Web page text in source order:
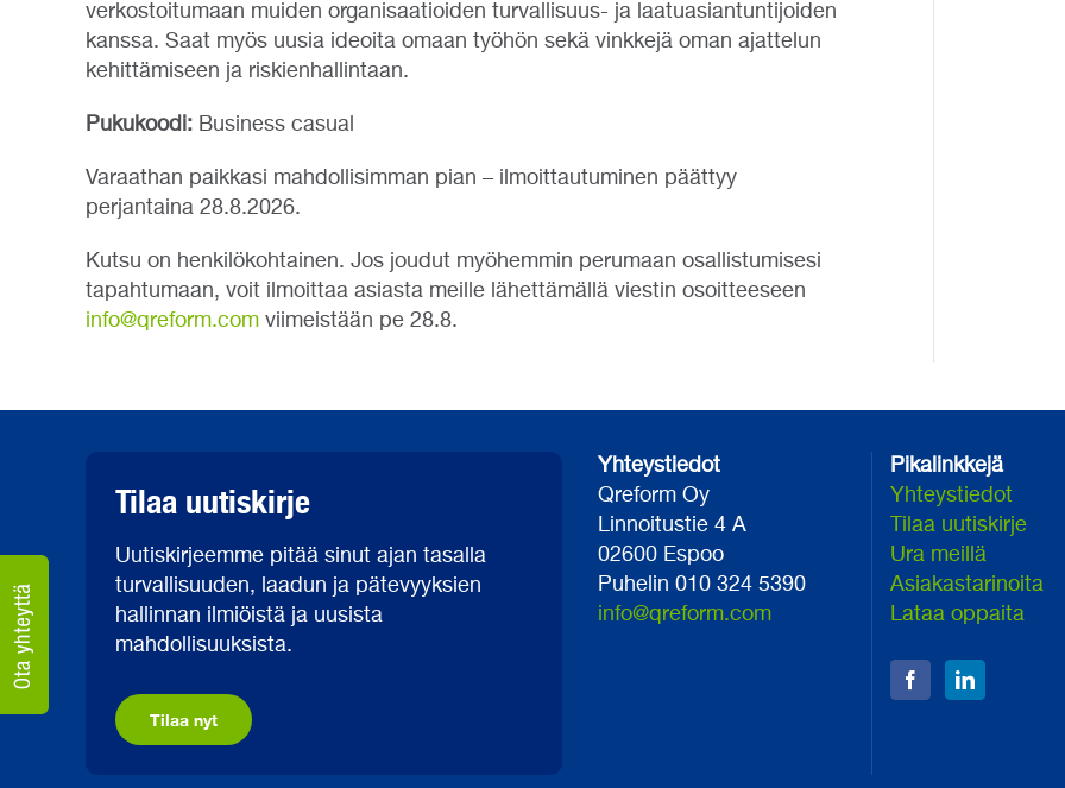
verkostoitumaan muiden organisaatioiden turvallisuus- ja laatuasiantuntijoiden
kanssa. Saat myös uusia ideoita omaan työhön sekä vinkkejä oman ajattelun
kehittämiseen ja riskienhallintaan.
Pukukoodi: Business casual
Varaathan paikkasi mahdollisimman pian – ilmoittautuminen päättyy
perjantaina 28.8.2026.
Kutsu on henkilökohtainen. Jos joudut myöhemmin perumaan osallistumisesi
tapahtumaan, voit ilmoittaa asiasta meille lähettämällä viestin osoitteeseen
info@qreform.com viimeistään pe 28.8.
Tilaa uutiskirje
Uutiskirjeemme pitää sinut ajan tasalla
turvallisuuden, laadun ja pätevyyksien
hallinnan ilmiöistä ja uusista
mahdollisuuksista.
Tilaa nyt
Yhteystiedot
Qreform Oy
Linnoitustie 4 A
02600 Espoo
Puhelin 010 324 5390
info@qreform.com
Pikalinkkejä
Yhteystiedot
Tilaa uutiskirje
Ura meillä
Asiakastarinoita
Lataa oppaita